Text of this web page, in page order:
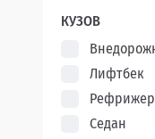
Aura
КУЗОВ
Лифтбек
Седан